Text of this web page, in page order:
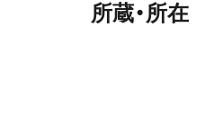
所蔵・所在